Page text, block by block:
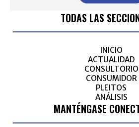
TODAS LAS
INICIO
ACTUALIDAD
CONSULTORIO
CONSUMIDOR
PLEITOS
ANÁLISIS
MANTÉNGASE